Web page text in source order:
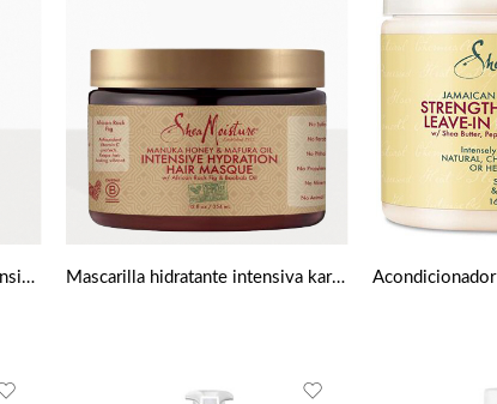
Acondicionador hidratante intensiva karité miel de Manuka y aceite Mafura de Shea Moisture Mascarilla hidratante intensiva karité miel de Manuka y aceite Mafura 340g